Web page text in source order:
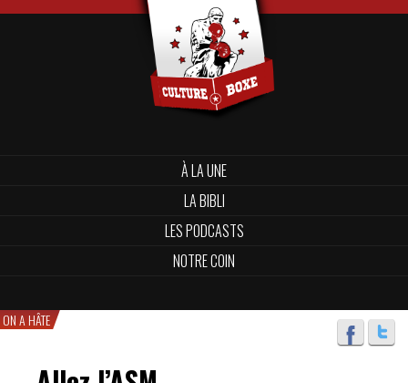
À LA UNE
LA BIBLI
LES PODCASTS
NOTRE COIN
ON A HÂTE